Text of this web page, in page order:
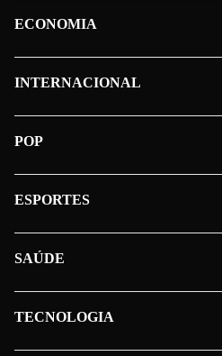
ECONOMIA
INTERNACIONAL
POP
ESPORTES
SAÚDE
TECNOLOGIA